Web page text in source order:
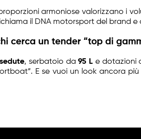
armoniose valorizzano i
il DNA motorsport del brand
cerca un tender “top di
, serbatoio da95 L e dotazioni
E se vuoi un look ancora